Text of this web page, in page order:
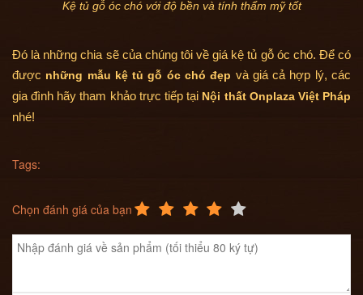
Kệ tủ gỗ óc chó với độ bền và tính thẩm mỹ tốt
Đó là những chia sẽ của chúng tôi về giá kệ tủ gỗ óc chó. Để có
được những mẫu kệ tủ gỗ óc chó đẹp và giá cả hợp lý, các
gia đình hãy tham khảo trực tiếp tại Nội thất Onplaza Việt Pháp
nhé!
Tags:
Chọn đánh giá của bạn